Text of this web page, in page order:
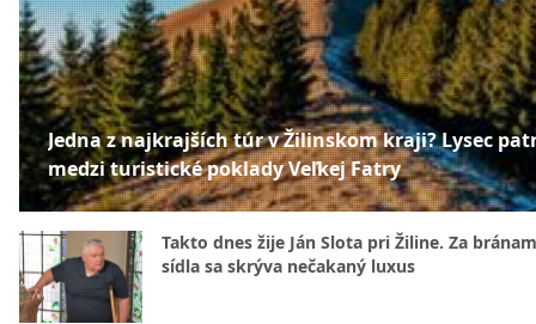
Jedna z najkrajších túr v Žilinskom kraji? Lysec
medzi turistické poklady Veľkej Fatry
Takto dnes žije Ján Slota pri Žiline. Za
sídla sa skrýva nečakaný luxus